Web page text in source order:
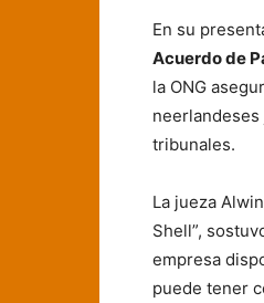
En su
Acuerdo de
la ONG
tribunales.
La jueza
Shell”,
empresa
puede tener